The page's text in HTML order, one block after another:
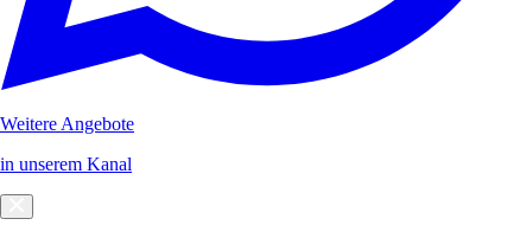
Weitere Angebote
in unserem Kanal